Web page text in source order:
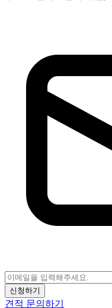
신청하기
견적 문의하기